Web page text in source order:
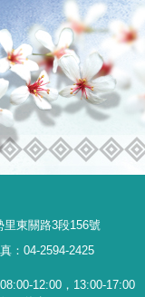
東關路3段156號
：04-2594-2425
08:00-12:00，13:00-17:00